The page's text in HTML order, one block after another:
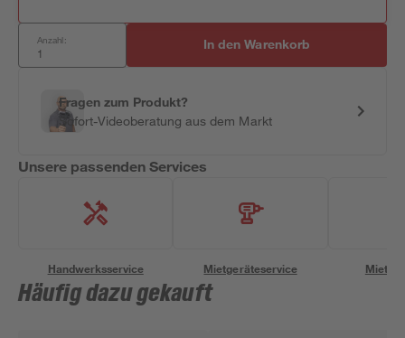
Anzahl: In den Warenkorb
Fragen zum Produkt?
Sofort-Videoberatung aus dem Markt
Unsere passenden Services
Handwerksservice Mietgeräteservice
Häufig dazu gekauft